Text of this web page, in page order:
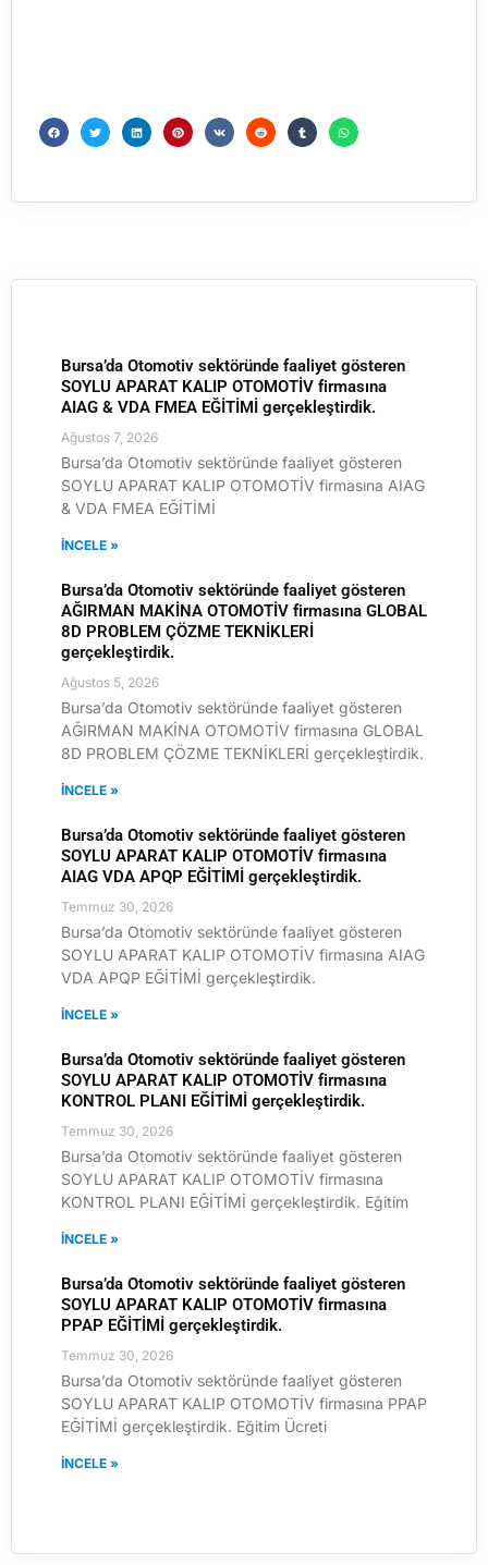
Bursa’da Otomotiv sektöründe faaliyet gösteren
SOYLU APARAT KALIP OTOMOTİV firmasına
AIAG & VDA FMEA EĞİTİMİ gerçekleştirdik.
Ağustos 7, 2026
Bursa’da Otomotiv sektöründe faaliyet gösteren
SOYLU APARAT KALIP OTOMOTİV firmasına AIAG
& VDA FMEA EĞİTİMİ
İNCELE »
Bursa’da Otomotiv sektöründe faaliyet gösteren
AĞIRMAN MAKİNA OTOMOTİV firmasına GLOBAL
8D PROBLEM ÇÖZME TEKNİKLERİ
gerçekleştirdik.
Ağustos 5, 2026
Bursa’da Otomotiv sektöründe faaliyet gösteren
AĞIRMAN MAKİNA OTOMOTİV firmasına GLOBAL
8D PROBLEM ÇÖZME TEKNİKLERİ gerçekleştirdik.
İNCELE »
Bursa’da Otomotiv sektöründe faaliyet gösteren
SOYLU APARAT KALIP OTOMOTİV firmasına
AIAG VDA APQP EĞİTİMİ gerçekleştirdik.
Temmuz 30, 2026
Bursa’da Otomotiv sektöründe faaliyet gösteren
SOYLU APARAT KALIP OTOMOTİV firmasına AIAG
VDA APQP EĞİTİMİ gerçekleştirdik.
İNCELE »
Bursa’da Otomotiv sektöründe faaliyet gösteren
SOYLU APARAT KALIP OTOMOTİV firmasına
KONTROL PLANI EĞİTİMİ gerçekleştirdik.
Temmuz 30, 2026
Bursa’da Otomotiv sektöründe faaliyet gösteren
SOYLU APARAT KALIP OTOMOTİV firmasına
KONTROL PLANI EĞİTİMİ gerçekleştirdik. Eğitim
İNCELE »
Bursa’da Otomotiv sektöründe faaliyet gösteren
SOYLU APARAT KALIP OTOMOTİV firmasına
PPAP EĞİTİMİ gerçekleştirdik.
Temmuz 30, 2026
Bursa’da Otomotiv sektöründe faaliyet gösteren
SOYLU APARAT KALIP OTOMOTİV firmasına PPAP
EĞİTİMİ gerçekleştirdik. Eğitim Ücreti
İNCELE »